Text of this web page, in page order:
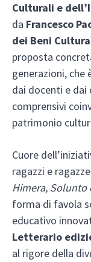
Culturali e
da Francesco
dei Beni
proposta
generazioni,
dai docenti e
comprensivi
patrimonio
Cuore
ragazzi e
Himera, Solunto
forma di favola
educativo
Letterario
al rigore della